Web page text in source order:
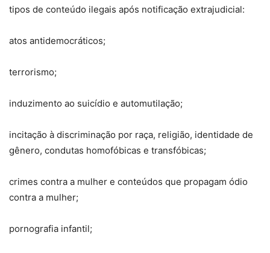
tipos de conteúdo ilegais após notificação extrajudicial:
atos antidemocráticos;
terrorismo;
induzimento ao suicídio e automutilação;
incitação à discriminação por raça, religião, identidade de
gênero, condutas homofóbicas e transfóbicas;
crimes contra a mulher e conteúdos que propagam ódio
contra a mulher;
pornografia infantil;